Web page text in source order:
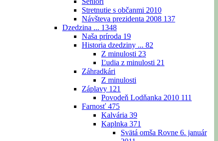
Stretnutie s občanmi 2010
Návšteva prezidenta 2008 137
Dzedzina ... 1348
Naša príroda 19
Historia dzedziny ... 82
Z minulosti 23
Ľudia z minulosti 21
Záhradkári
Z minulosti
Záplavy 121
Povodeň Lodňanka 2010 111
Farnosť 475
Kalvária 39
Kaplnka 371
Svätá omša Rovne 6. január